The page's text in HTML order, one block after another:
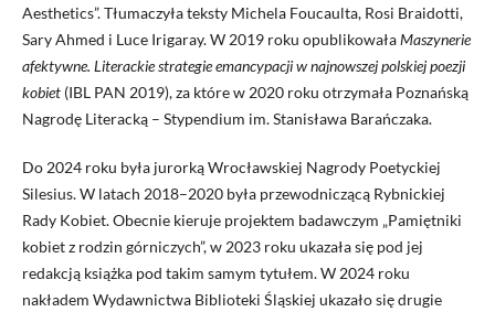
Aesthetics”. Tłumaczyła teksty Michela Foucaulta, Rosi Braidotti,
Sary Ahmed i Luce Irigaray. W 2019 roku opublikowałaMaszynerie
afektywne. Literackie strategie emancypacji w najnowszej polskiej poezji
kobiet(IBL PAN 2019), za które w 2020 roku otrzymała Poznańską
Nagrodę Literacką – Stypendium im. Stanisława Barańczaka.
Do 2024 roku była jurorką Wrocławskiej Nagrody Poetyckiej
Silesius. W latach 2018–2020 była przewodniczącą Rybnickiej
Rady Kobiet. Obecnie kieruje projektem badawczym „Pamiętniki
kobiet z rodzin górniczych”, w 2023 roku ukazała się pod jej
redakcją książka pod takim samym tytułem. W 2024 roku
nakładem Wydawnictwa Biblioteki Śląskiej ukazało się drugie